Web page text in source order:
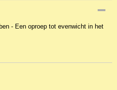
- Een oproep tot evenwicht in het